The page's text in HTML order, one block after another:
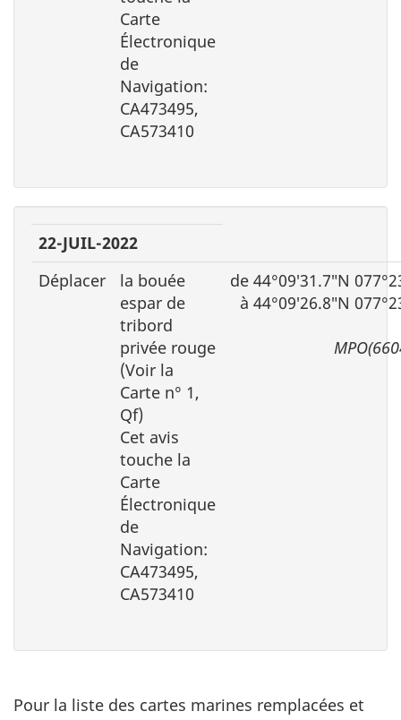
Carte
Électronique
de
Navigation:
CA473495,
CA573410
22-JUIL-2022
Déplacer
la bouée
espar de
tribord
privée rouge
(Voir la
Carte n° 1,
Qf)
Cet avis
touche la
Carte
Électronique
de
Navigation:
CA473495,
CA573410
de 44°09′31.7″N
à 44°09′26.8″N
Pour la liste des cartes marines remplacées et